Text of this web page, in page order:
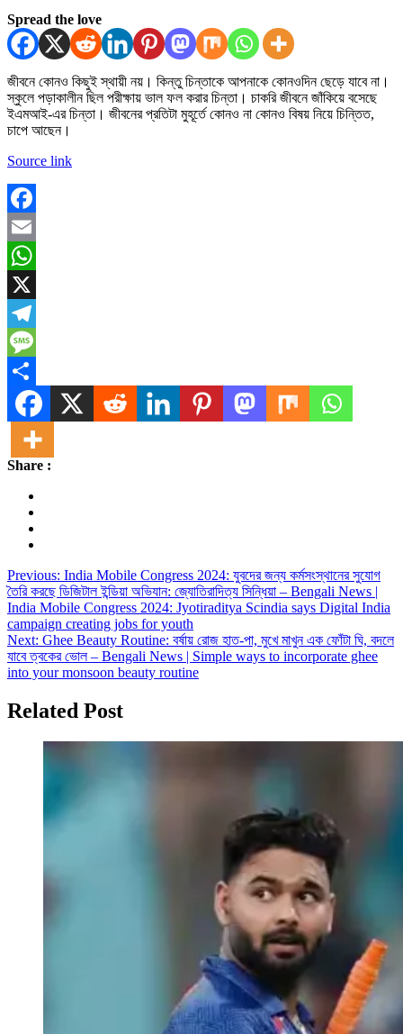
Spread the love
জীবনে কোনও কিছুই স্থায়ী নয়। কিন্তু চিন্তাকে আপনাকে কোনওদিন ছেড়ে যাবে না।
স্কুলে পড়াকালীন ছিল পরীক্ষায় ভাল ফল করার চিন্তা। চাকরি জীবনে জাঁকিয়ে বসেছে
ইএমআই-এর চিন্তা। জীবনের প্রতিটা মুহূর্তে কোনও না কোনও বিষয় নিয়ে চিন্তিত,
চাপে আছেন।
Source link
Facebook
Email
WhatsApp
X
Telegram
Message
Share
Share :
Post
navigation
Previous: India Mobile Congress 2024: যুবদের জন্য কর্মসংস্থানের সুযোগ
তৈরি করছে ডিজিটাল ইন্ডিয়া অভিযান: জ্যোতিরাদিত্য সিন্ধিয়া – Bengali News |
India Mobile Congress 2024: Jyotiraditya Scindia says Digital India
campaign creating jobs for youth
Next: Ghee Beauty Routine: বর্ষায় রোজ হাত-পা, মুখে মাখুন এক ফোঁটা ঘি, বদলে
যাবে ত্বকের ভোল – Bengali News | Simple ways to incorporate ghee
into your monsoon beauty routine
Related Post